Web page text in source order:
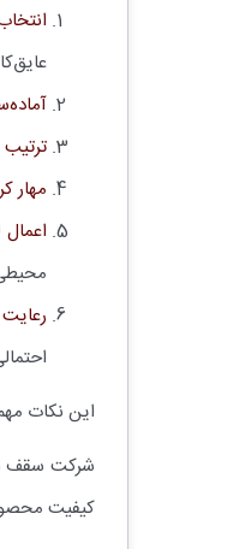
ترتیب
مهار
این نکات
شرکت سقف
کیفیت